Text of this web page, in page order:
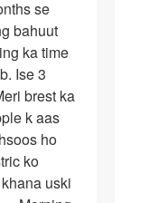
se
bahuut
ka time
Ise 3
brest ka
k aas
ho
ko
uski